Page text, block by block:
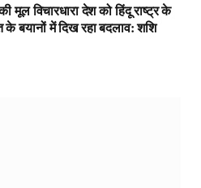
विचारधारा देश को हिंदू राष्ट्र के
बयानों में दिख रहा बदलाव: शशि